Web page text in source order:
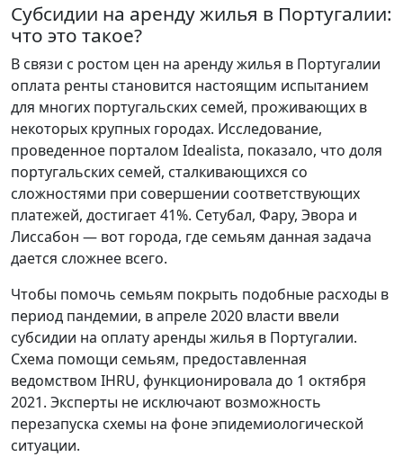
Субсидии на аренду жилья в Португалии:
что это такое?
В связи с ростом цен на аренду жилья в Португалии
оплата ренты становится настоящим испытанием
для многих португальских семей, проживающих в
некоторых крупных городах. Исследование,
проведенное порталом Idealista, показало, что доля
португальских семей, сталкивающихся со
сложностями при совершении соответствующих
платежей, достигает 41%. Сетубал, Фару, Эвора и
Лиссабон — вот города, где семьям данная задача
дается сложнее всего.
Чтобы помочь семьям покрыть подобные расходы в
период пандемии, в апреле 2020 власти ввели
субсидии на оплату аренды жилья в Португалии.
Схема помощи семьям, предоставленная
ведомством IHRU, функционировала до 1 октября
2021. Эксперты не исключают возможность
перезапуска схемы на фоне эпидемиологической
ситуации.